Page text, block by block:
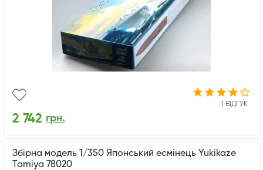
1 ВІДГУК
2 742 грн.
Збірна модель 1/350 Японський есмінець Yukikaze
Tamiya 78020